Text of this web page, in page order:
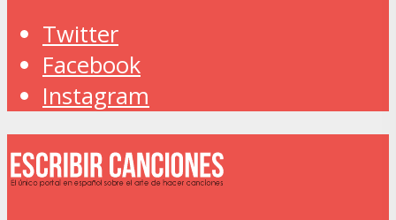
Twitter
Facebook
Instagram